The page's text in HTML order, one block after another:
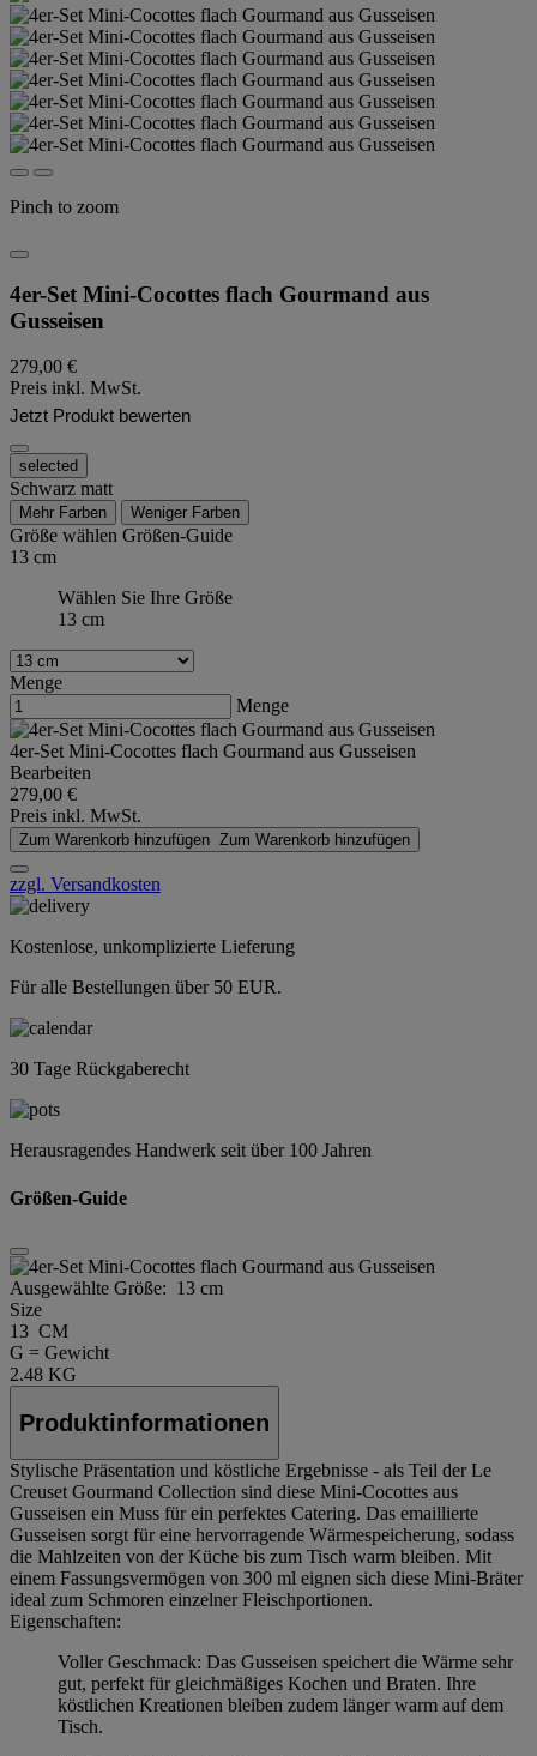
Pinch to zoom
4er-Set Mini-Cocottes flach Gourmand aus
Gusseisen
279,00 €
Preis inkl. MwSt.
Jetzt Produkt bewerten
selected
Schwarz matt
Mehr Farben Weniger Farben
Größe wählen Größen-Guide
13 cm
Wählen Sie Ihre Größe
13 cm
Menge
Menge
4er-Set Mini-Cocottes flach Gourmand aus Gusseisen
Bearbeiten
279,00 €
Preis inkl. MwSt.
Zum Warenkorb hinzufügen Zum Warenkorb hinzufügen
zzgl. Versandkosten
Kostenlose, unkomplizierte Lieferung
Für alle Bestellungen über 50 EUR.
30 Tage Rückgaberecht
Herausragendes Handwerk seit über 100 Jahren
Größen-Guide
Ausgewählte Größe: 13 cm
Size
13 CM
G = Gewicht
2.48 KG
Produktinformationen
Stylische Präsentation und köstliche Ergebnisse - als Teil der Le
Creuset Gourmand Collection sind diese Mini-Cocottes aus
Gusseisen ein Muss für ein perfektes Catering. Das emaillierte
Gusseisen sorgt für eine hervorragende Wärmespeicherung, sodass
die Mahlzeiten von der Küche bis zum Tisch warm bleiben. Mit
einem Fassungsvermögen von 300 ml eignen sich diese Mini-Bräter
ideal zum Schmoren einzelner Fleischportionen.
Eigenschaften:
Voller Geschmack: Das Gusseisen speichert die Wärme sehr
gut, perfekt für gleichmäßiges Kochen und Braten. Ihre
köstlichen Kreationen bleiben zudem länger warm auf dem
Tisch.